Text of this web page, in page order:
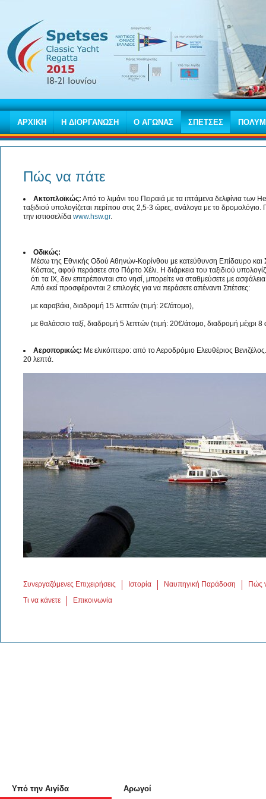
ΑΡΧΙΚΗ Η ΔΙΟΡΓΑΝΩΣΗ Ο ΑΓΩΝΑΣ ΣΠΕΤΣΕΣ
Πώς να πάτε
Ακτοπλοϊκώς: Από το λιμάνι του Πειραιά με τα ιπτάμενα δελφίνια των
ταξιδιού υπολογίζεται περίπου στις 2,5-3 ώρες, ανάλογα με το δρομολόγιο.
την ιστιοσελίδα www.hsw.gr.
Οδικώς:
Μέσω της Εθνικής Οδού Αθηνών-Κορίνθου με κατεύθυνση Επίδαυρο και
Κόστας, αφού περάσετε στο Πόρτο Χέλι. Η διάρκεια του ταξιδιού
ότι τα ΙΧ, δεν επιτρέπονται στο νησί, μπορείτε να σταθμεύσετε με
Από εκεί προσφέρονται 2 επιλογές για να περάσετε απέναντι Σπέτσες:
με καραβάκι, διαδρομή 15 λεπτών (τιμή: 2€/άτομο),
με θαλάσσιο ταξί, διαδρομή 5 λεπτών (τιμή: 20€/άτομο, διαδρομή μέχρι 8
Αεροπορικώς: Με ελικόπτερο: από το Αεροδρόμιο Ελευθέριος
20 λεπτά.
Συνεργαζόμενες Επιχειρήσεις Ιστορία Ναυπηγική Παράδοση
Πώς
Τι να κάνετε
Επικοινωνία
Υπό την Αιγίδα Αρωγοί